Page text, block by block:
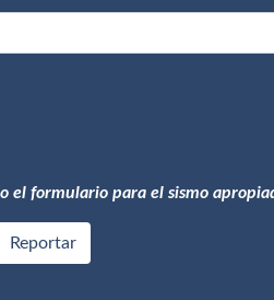
el formulario para el sismo